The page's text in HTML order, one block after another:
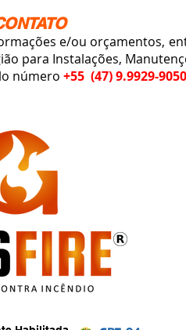
e/ou orçamentos,
para Instalações,
número +55 (47) 9.9929-9050